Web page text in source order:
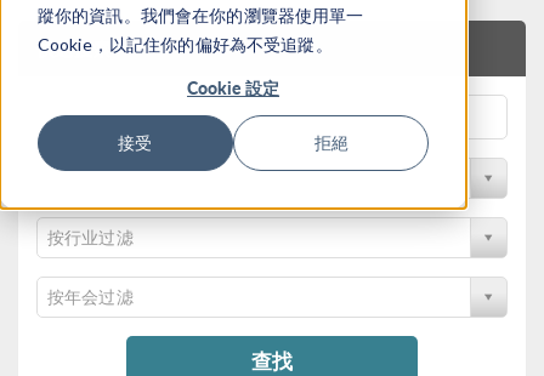
蹤你的資訊。我們會在你的瀏覽器使用單一
Cookie，以記住你的偏好為不受追蹤。
Cookie 設定
接受 拒絕
快速搜索
按物理领域过滤
按行业过滤
按年会过滤
查找